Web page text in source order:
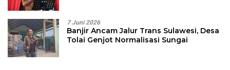
7 Juni 2026
Banjir Ancam Jalur Trans Sulawesi, Desa
Tolai Genjot Normalisasi Sungai